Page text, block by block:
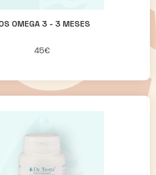
OMEGA 3 - 3 MESES
45€